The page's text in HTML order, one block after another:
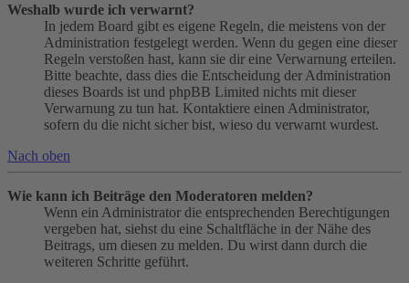
Weshalb wurde ich verwarnt?
In jedem Board gibt es eigene Regeln, die meistens von der
Administration festgelegt werden. Wenn du gegen eine dieser
Regeln verstoßen hast, kann sie dir eine Verwarnung erteilen.
Bitte beachte, dass dies die Entscheidung der Administration
dieses Boards ist und phpBB Limited nichts mit dieser
Verwarnung zu tun hat. Kontaktiere einen Administrator,
sofern du die nicht sicher bist, wieso du verwarnt wurdest.
Nach oben
Wie kann ich Beiträge den Moderatoren melden?
Wenn ein Administrator die entsprechenden Berechtigungen
vergeben hat, siehst du eine Schaltfläche in der Nähe des
Beitrags, um diesen zu melden. Du wirst dann durch die
weiteren Schritte geführt.